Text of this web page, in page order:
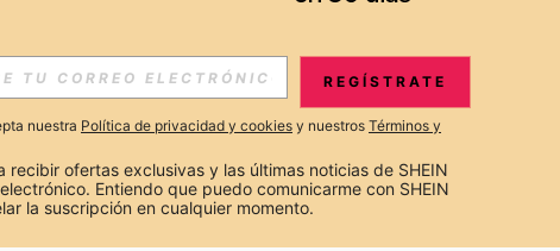
EXCLUSIVAS, PROMOCIONES Y NOTICIAS DE SHEIN
Suscribir
REGÍSTRATE
nuestra Política de privacidad y cookies y nuestros Términos y
recibir ofertas exclusivas y las últimas noticias de SHEIN
Entiendo que puedo comunicarme con SHEIN
la suscripción en cualquier momento.